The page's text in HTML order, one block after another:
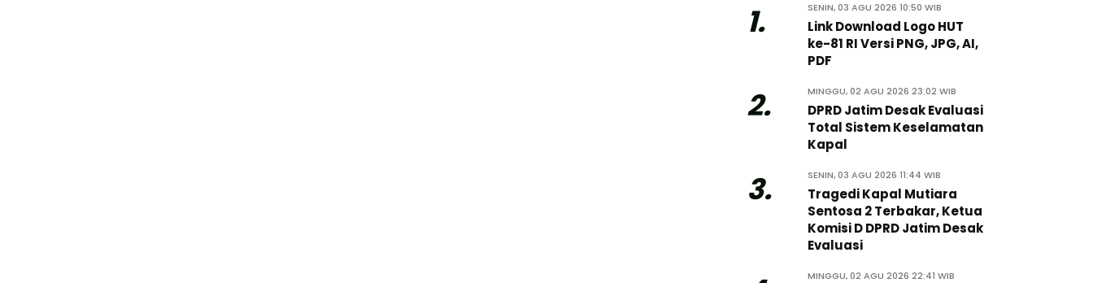
1. SENIN, 03 AGU 2026 10:50 WIB
Link Download Logo HUT
ke-81 RI Versi PNG, JPG, AI,
PDF
2. MINGGU, 02 AGU 2026 23:02 WIB
DPRD Jatim Desak Evaluasi
Total Sistem Keselamatan
Kapal
3. SENIN, 03 AGU 2026 11:44 WIB
Tragedi Kapal Mutiara
Sentosa 2 Terbakar, Ketua
Komisi D DPRD Jatim Desak
Evaluasi
MINGGU, 02 AGU 2026 22:41 WIB